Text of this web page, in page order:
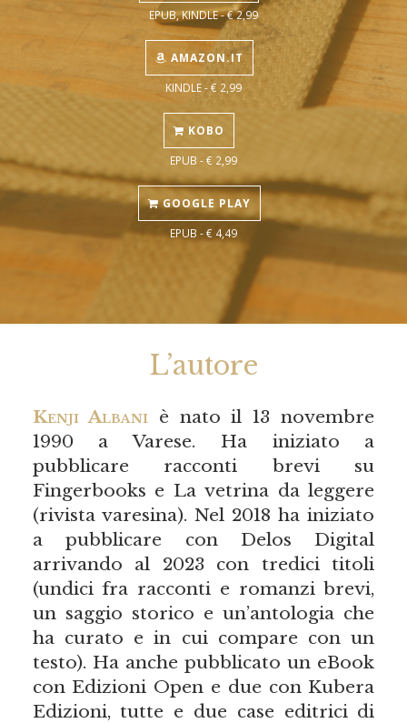
EPUB, KINDLE - € 2,99
AMAZON.IT
KINDLE - € 2,99
KOBO
EPUB - € 2,99
GOOGLE PLAY
EPUB - € 4,49
L’autore
Kenji Albaniè nato il 13 novembre
1990 a Varese. Ha iniziato a
pubblicare racconti brevi su
Fingerbooks e La vetrina da leggere
(rivista varesina). Nel 2018 ha iniziato
a pubblicare con Delos Digital
arrivando al 2023 con tredici titoli
(undici fra racconti e romanzi brevi,
un saggio storico e un’antologia che
ha curato e in cui compare con un
testo). Ha anche pubblicato un eBook
con Edizioni Open e due con Kubera
Edizioni, tutte e due case editrici di